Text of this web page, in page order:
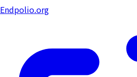
Endpolio.org